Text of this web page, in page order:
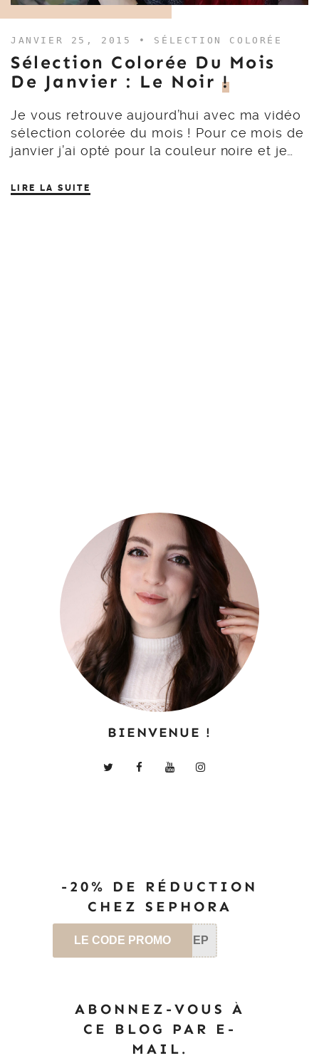
JANVIER 25, 2015 • SÉLECTION COLORÉE
Sélection Colorée Du Mois
De Janvier : Le Noir !
Je vous retrouve aujourd’hui avec ma vidéo
sélection colorée du mois ! Pour ce mois de
janvier j’ai opté pour la couleur noire et je…
LIRE LA SUITE
BIENVENUE !
-20% DE RÉDUCTION
CHEZ SEPHORA
LE CODE PROMO SEP
ABONNEZ-VOUS À
CE BLOG PAR E-
MAIL.